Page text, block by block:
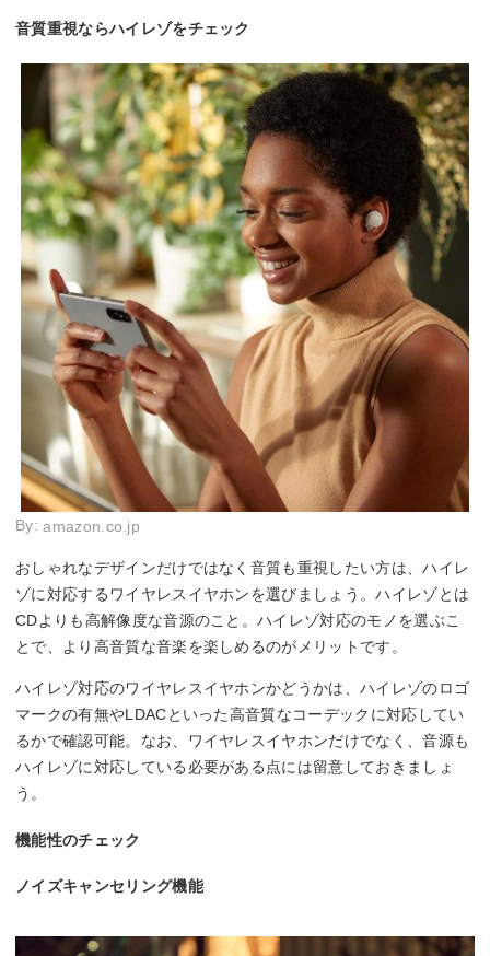
音質重視ならハイレゾをチェック
By:amazon.co.jp
おしゃれなデザインだけではなく音質も重視したい方は、ハイレ
ゾに対応するワイヤレスイヤホンを選びましょう。ハイレゾとは
CDよりも高解像度な音源のこと。ハイレゾ対応のモノを選ぶこ
とで、より高音質な音楽を楽しめるのがメリットです。
ハイレゾ対応のワイヤレスイヤホンかどうかは、ハイレゾのロゴ
マークの有無やLDACといった高音質なコーデックに対応してい
るかで確認可能。なお、ワイヤレスイヤホンだけでなく、音源も
ハイレゾに対応している必要がある点には留意しておきましょ
う。
機能性のチェック
ノイズキャンセリング機能